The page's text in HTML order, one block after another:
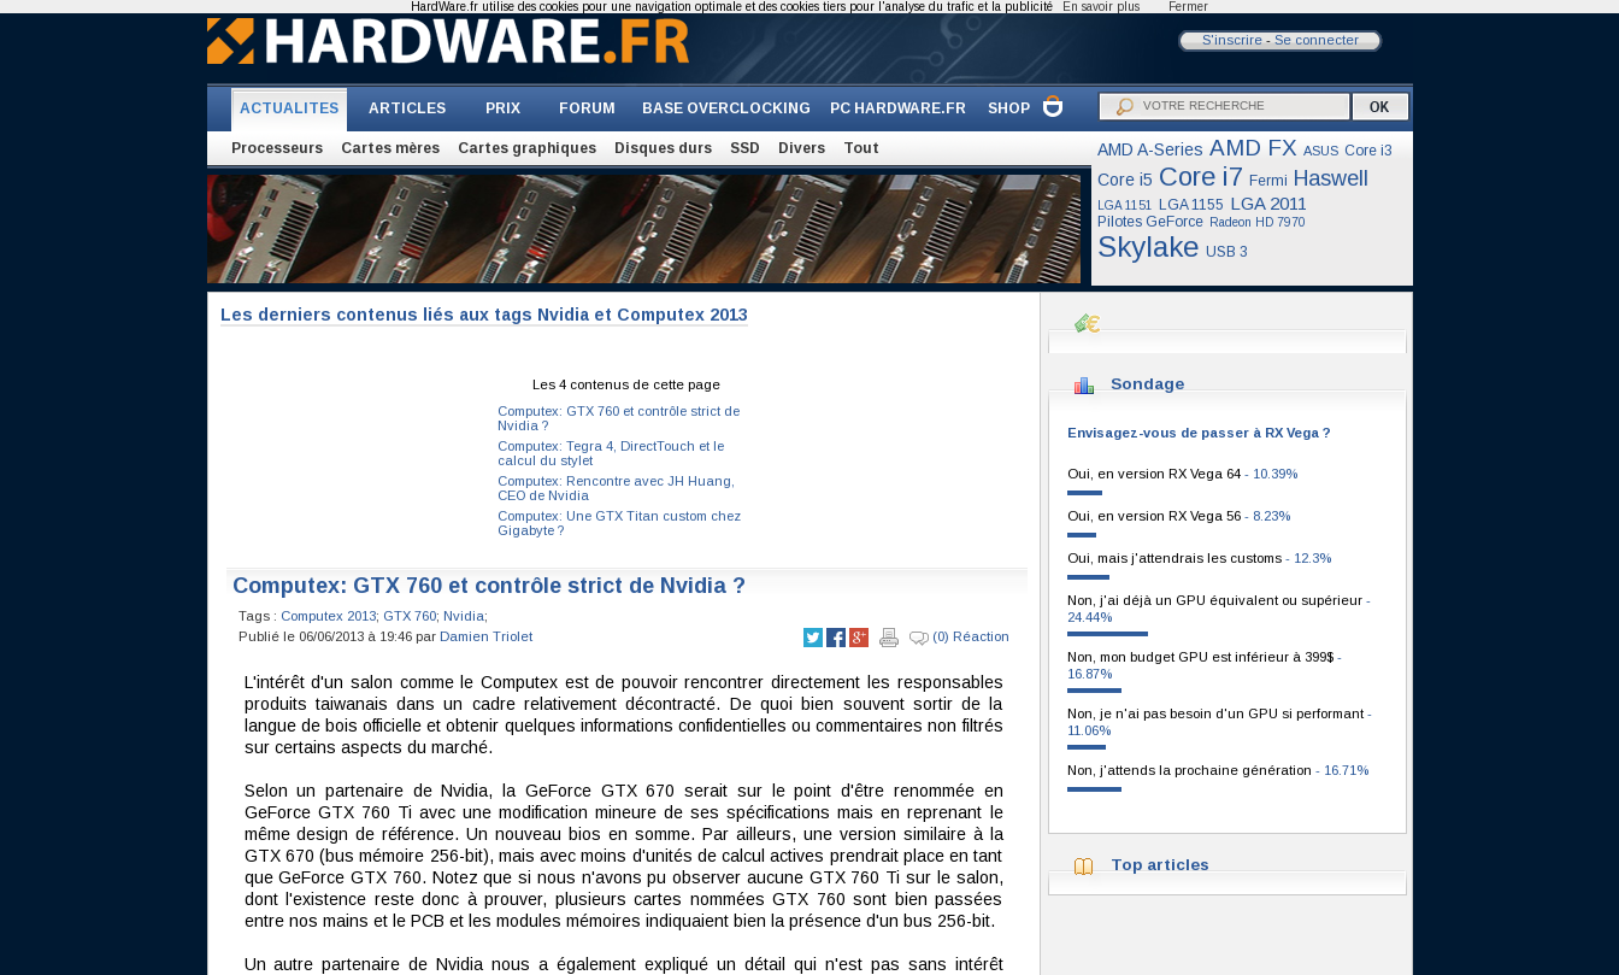
S'inscrire- Se connecter
ACTUALITES ARTICLES PRIX FORUM BASE OVERCLOCKING PC HARDWARE.FR SHOP
Processeurs Cartes mères Cartes graphiques Disques durs SSD Divers Tout AMD A-Series AMD FX ASUS Core i3
Core i5 Core i7 Fermi Haswell
LGA 1151 LGA 1155 LGA 2011
Pilotes GeForce Radeon HD 7970
Skylake USB 3
Les derniers contenus liés aux tags Nvidia et Computex 2013
Les 4 contenus de cette page
Computex: GTX 760 et contrôle strict de
Nvidia ?
Computex: Tegra 4, DirectTouch et le
calcul du stylet
Computex: Rencontre avec JH Huang,
CEO de Nvidia
Computex: Une GTX Titan custom chez
Gigabyte ?
Computex: GTX 760 et contrôle strict de Nvidia ?
Tags : Computex 2013; GTX 760; Nvidia;
Publié le 06/06/2013 à 19:46 par Damien Triolet (0) Réaction
L'intérêt d'un salon comme le Computex est de pouvoir rencontrer directement les responsables
produits taiwanais dans un cadre relativement décontracté. De quoi bien souvent sortir de la
langue de bois officielle et obtenir quelques informations confidentielles ou commentaires non filtrés
sur certains aspects du marché.
Selon un partenaire de Nvidia, la GeForce GTX 670 serait sur le point d'être renommée en
GeForce GTX 760 Ti avec une modification mineure de ses spécifications mais en reprenant le
même design de référence. Un nouveau bios en somme. Par ailleurs, une version similaire à la
GTX 670 (bus mémoire 256-bit), mais avec moins d'unités de calcul actives prendrait place en tant
que GeForce GTX 760. Notez que si nous n'avons pu observer aucune GTX 760 Ti sur le salon,
dont l'existence reste donc à prouver, plusieurs cartes nommées GTX 760 sont bien passées
entre nos mains et le PCB et les modules mémoires indiquaient bien la présence d'un bus 256-bit.
Un autre partenaire de Nvidia nous a également expliqué un détail qui n'est pas sans intérêt
Sondage
Envisagez-vous de passer à RX Vega ?
Oui, en version RX Vega 64 - 10.39%
Oui, en version RX Vega 56 - 8.23%
Oui, mais j'attendrais les customs - 12.3%
Non, j'ai déjà un GPU équivalent ou supérieur -
24.44%
Non, mon budget GPU est inférieur à 399$ -
16.87%
Non, je n'ai pas besoin d'un GPU si performant -
11.06%
Non, j'attends la prochaine génération - 16.71%
Top articles
HardWare.fr utilise des cookies pour une navigation optimale et des cookies tiers pour l'analyse du trafic et la publicité En savoir plus Fermer